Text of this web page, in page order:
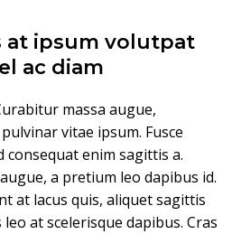
at ipsum volutpat
ac diam
massa augue,
vitae ipsum. Fusce
consequat enim sagittis a.
a pretium leo dapibus id.
at lacus quis, aliquet sagittis
at scelerisque dapibus. Cras